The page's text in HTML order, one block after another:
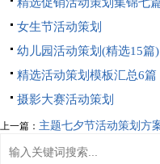
女生节活动策划
幼儿园活动策划(精选15篇)
精选活动策划模板汇总6篇
摄影大赛活动策划
上一篇： 主题七夕节活动策划方